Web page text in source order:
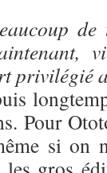
privilégié
Pour
si on